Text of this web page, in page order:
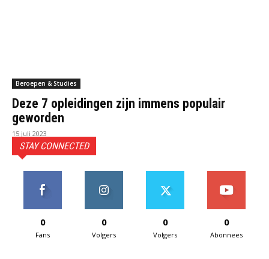
Beroepen & Studies
Deze 7 opleidingen zijn immens populair
geworden
15 juli 2023
STAY CONNECTED
0
Fans
0
Volgers
0
Volgers
0
Abonnees